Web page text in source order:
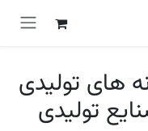
های تولیدی
تولیدی